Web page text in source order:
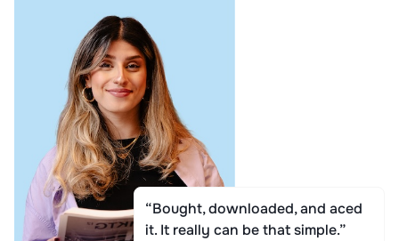
“Bought, downloaded, and aced
it. It really can be that simple.”